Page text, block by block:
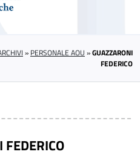
» PERSONALE AOU »GUAZZARONI
FEDERICO